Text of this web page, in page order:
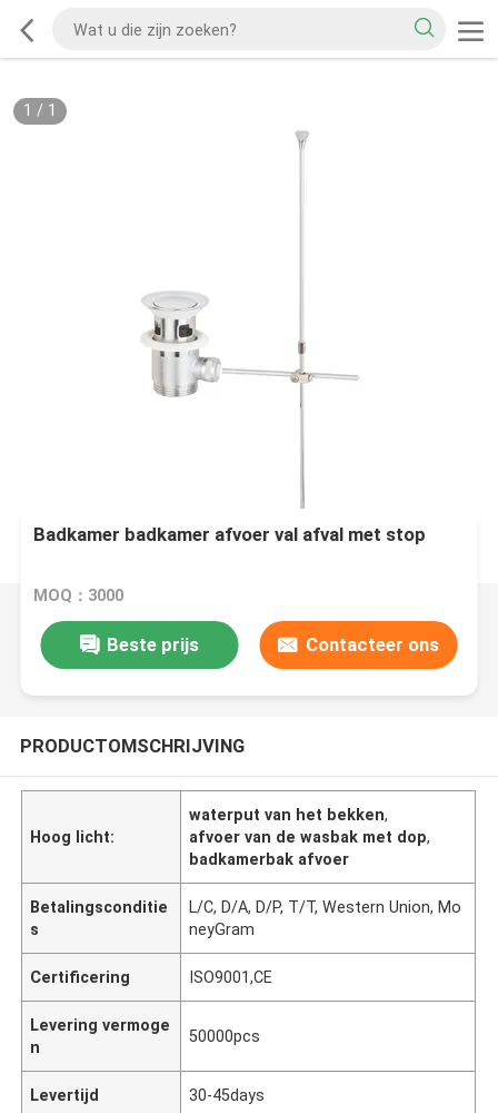
1 / 1
Badkamer badkamer afvoer val afval met stop
MOQ：3000
Beste prijs Contacteer ons
PRODUCTOMSCHRIJVING
Hoog licht:
waterput van het bekken,
afvoer van de wasbak met dop,
badkamerbak afvoer
Betalingsconditie
s
L/C, D/A, D/P, T/T, Western Union, Mo
neyGram
Certificering ISO9001,CE
Levering vermoge
n
50000pcs
Levertijd 30-45days